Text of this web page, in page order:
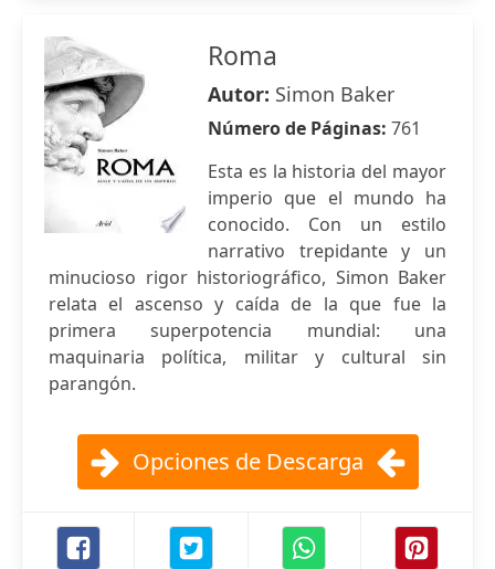
Roma
Autor: Simon Baker
Número de Páginas: 761
Esta es la historia del mayor
imperio que el mundo ha
conocido. Con un estilo
narrativo trepidante y un
minucioso rigor historiográfico, Simon Baker
relata el ascenso y caída de la que fue la
primera superpotencia mundial: una
maquinaria política, militar y cultural sin
parangón.
Opciones de Descarga